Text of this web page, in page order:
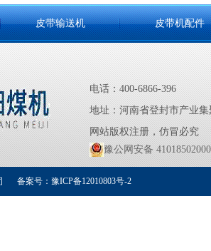
皮带输送机 皮带机配件
电话：400-6866-396
地址：河南省登封市产业集
网站版权注册，仿冒必究
豫公网安备
备案号：豫ICP备12010803号-2